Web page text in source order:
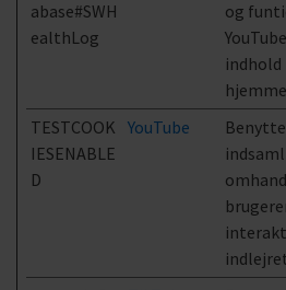
abase#SWH
ealthLog
og
indhold
TESTCOOK
IESENABLE
D
YouTube